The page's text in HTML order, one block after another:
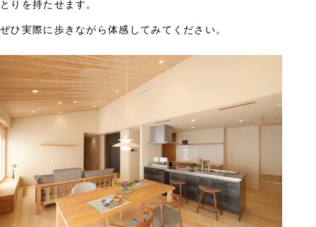
とりを持たせます。
ぜひ実際に歩きながら体感してみてください。